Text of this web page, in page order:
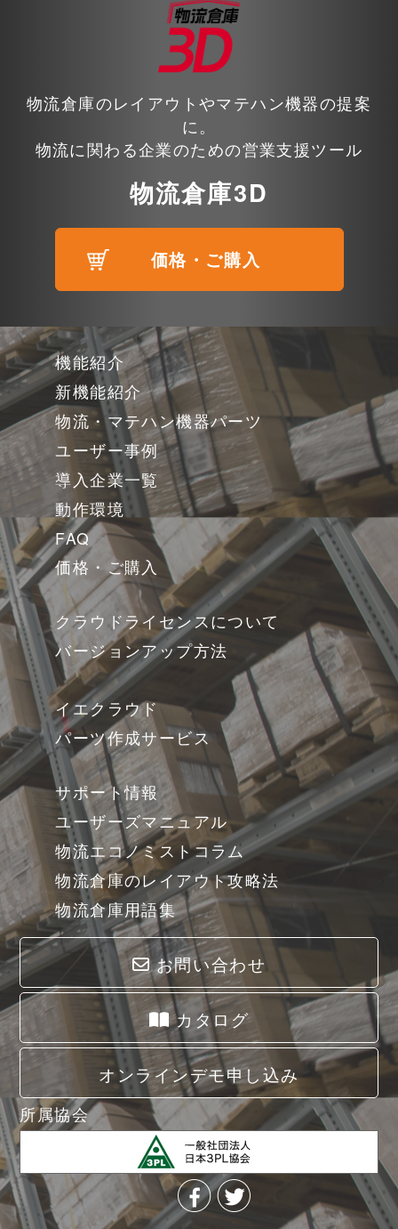
物流倉庫のレイアウトやマテハン機器の提案
に。
物流に関わる企業のための営業支援ツール
物流倉庫3D
価格・ご購入
機能紹介
新機能紹介
物流・マテハン機器パーツ
ユーザー事例
導入企業一覧
動作環境
FAQ
価格・ご購入
クラウドライセンスについて
バージョンアップ方法
イエクラウド
パーツ作成サービス
サポート情報
ユーザーズマニュアル
物流エコノミストコラム
物流倉庫のレイアウト攻略法
物流倉庫用語集
お問い合わせ
カタログ
オンラインデモ申し込み
所属協会